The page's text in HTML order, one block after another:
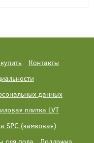
Контакты
данных
плитка LVT
SPC (замковая)